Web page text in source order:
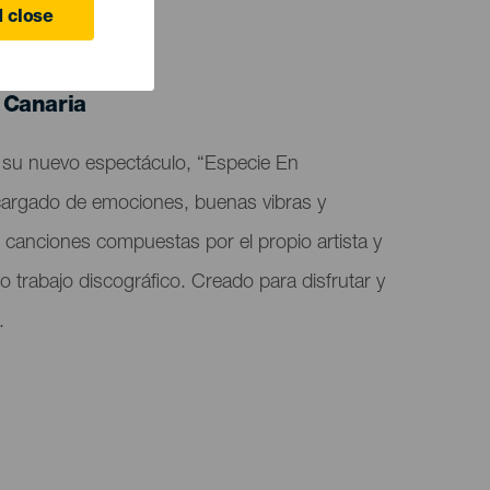
close
nuevo espectáculo, “Especie En
de emociones, buenas vibras y
compuestas por el propio artista y
trabajo discográfico. Creado para disfrutar y